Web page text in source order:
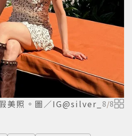
美照。圖／IG@silver_
8/8